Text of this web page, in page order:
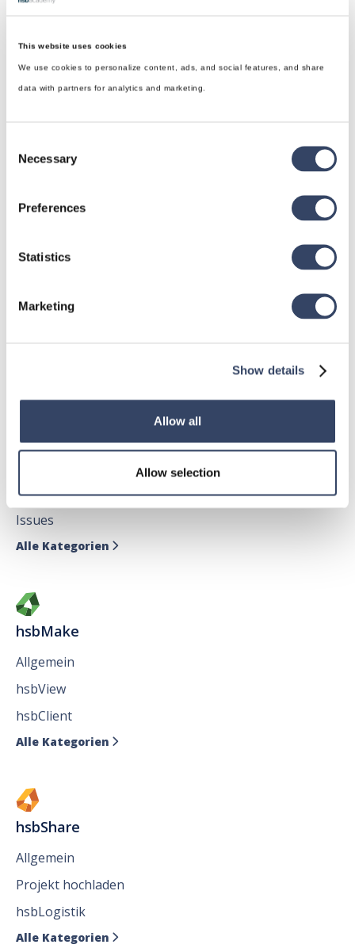
This website uses cookies
We use cookies to personalize content, ads, and social features, and share
data with partners for analytics and marketing.
Selection
Necessary
Preferences
Statistics
Marketing
Show details
Allow all
Allow selection
hsbDach
hsbAbbund fürr AutoCAD®
Issues
Alle Kategorien 
hsbMake
Allgemein
hsbView
hsbClient
Alle Kategorien 
hsbShare
Allgemein
Projekt hochladen
hsbLogistik
Alle Kategorien 